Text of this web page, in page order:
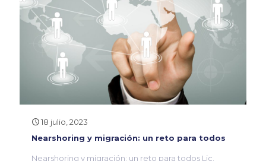
18 julio, 2023
Nearshoring y migración: un reto para todos
Nearshoring y migración: un reto para todos Lic.